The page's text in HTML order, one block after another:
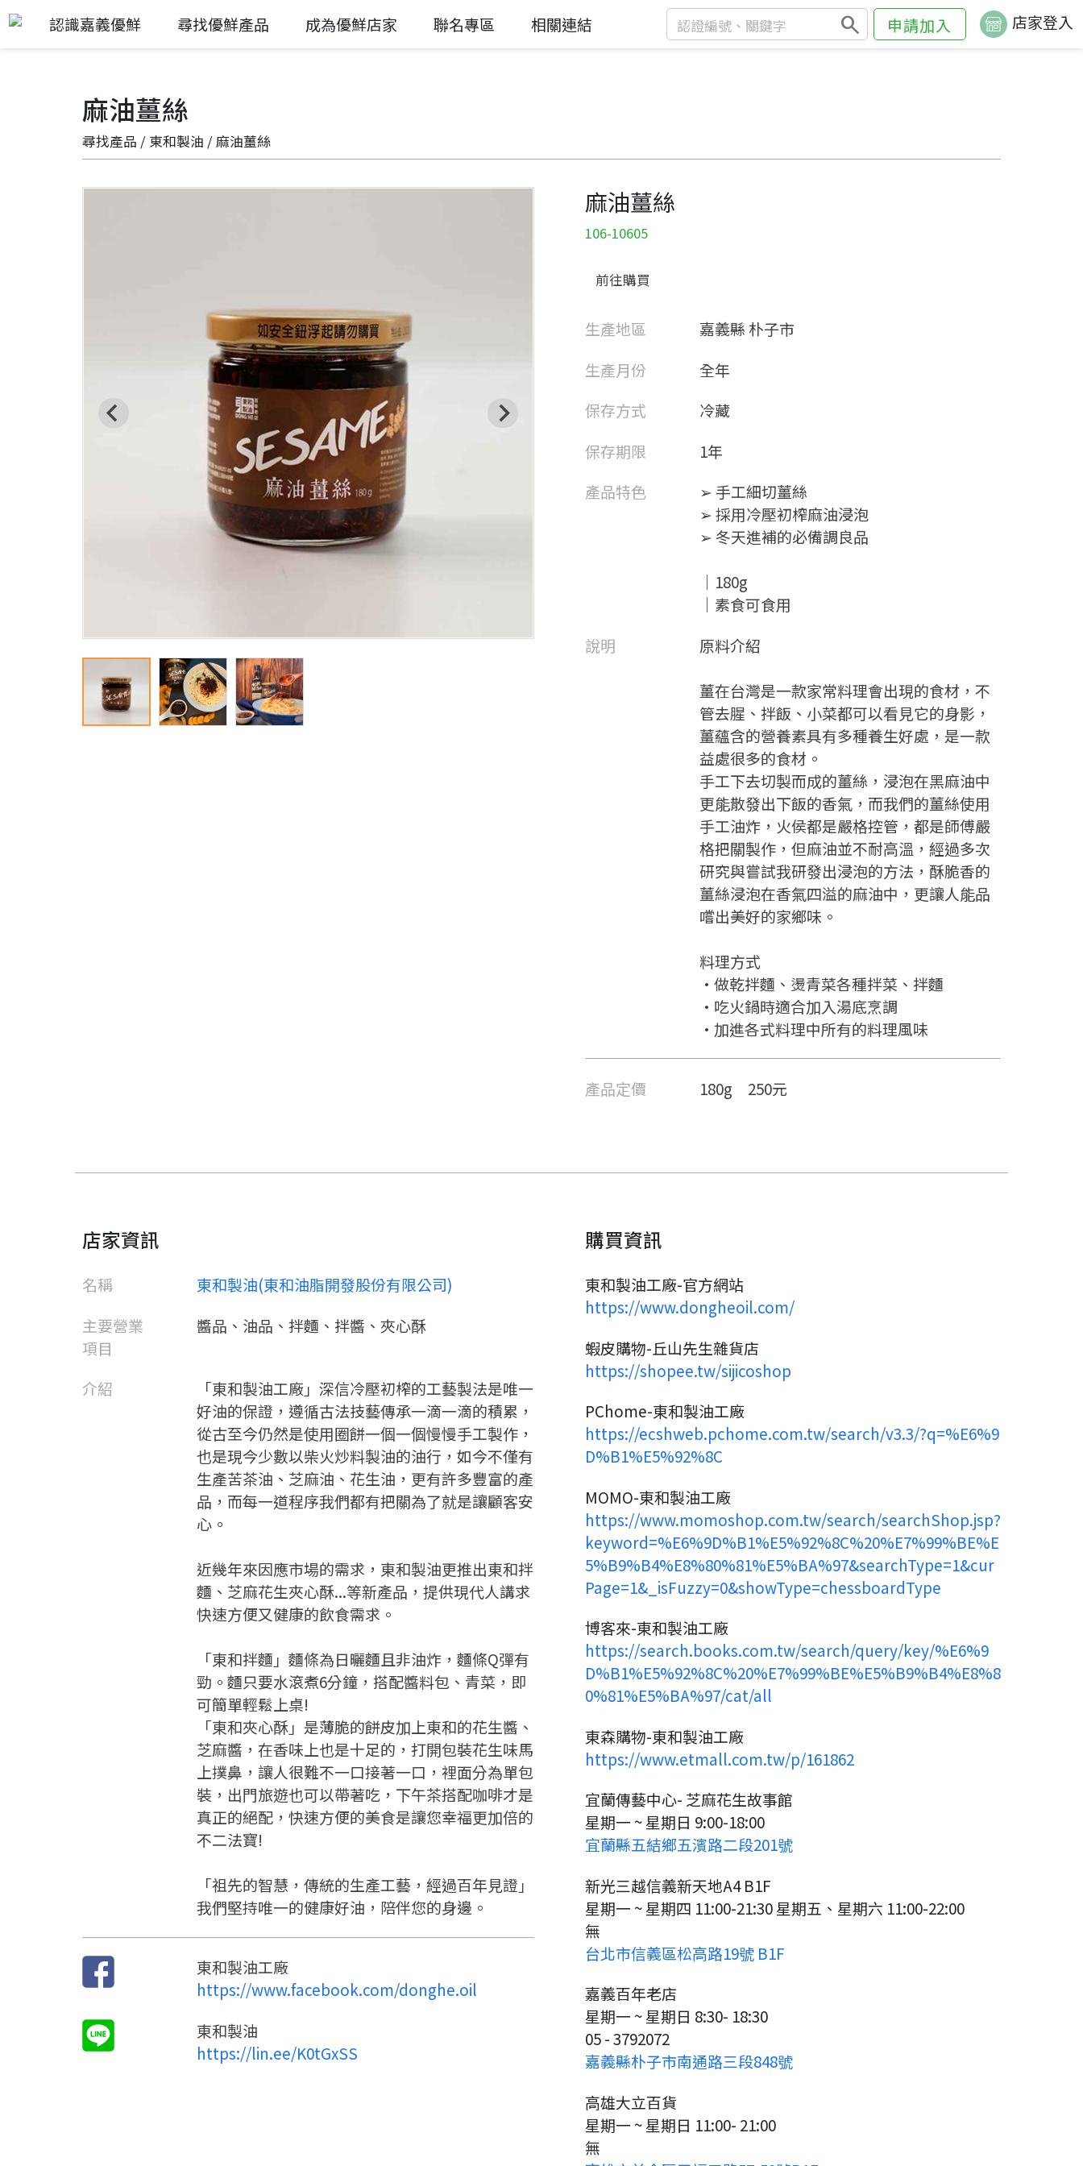
認識嘉義優鮮 尋找優鮮產品 成為優鮮店家 聯名專區 相關連結 search 申請加入 店家登入
麻油薑絲
尋找產品 / 東和製油 / 麻油薑絲
麻油薑絲
106-10605
前往購買
生產地區
嘉義縣 朴子市
生產月份
全年
保存方式
冷藏
保存期限
1年
產品特色
➢ 手工細切薑絲
➢ 採用冷壓初榨麻油浸泡
➢ 冬天進補的必備調良品
｜180g
｜素食可食用
說明
原料介紹
薑在台灣是一款家常料理會出現的食材，不
管去腥、拌飯、小菜都可以看見它的身影，
薑蘊含的營養素具有多種養生好處，是一款
益處很多的食材。
手工下去切製而成的薑絲，浸泡在黑麻油中
更能散發出下飯的香氣，而我們的薑絲使用
手工油炸，火侯都是嚴格控管，都是師傅嚴
格把關製作，但麻油並不耐高溫，經過多次
研究與嘗試我研發出浸泡的方法，酥脆香的
薑絲浸泡在香氣四溢的麻油中，更讓人能品
嚐出美好的家鄉味。
料理方式
•做乾拌麵、燙青菜各種拌菜、拌麵
•吃火鍋時適合加入湯底烹調
•加進各式料理中所有的料理風味
產品定價 180g 250元
店家資訊
名稱
東和製油(東和油脂開發股份有限公司)
主要營業
項目
醬品、油品、拌麵、拌醬、夾心酥
介紹
「東和製油工廠」深信冷壓初榨的工藝製法是唯一
好油的保證，遵循古法技藝傳承一滴一滴的積累，
從古至今仍然是使用圈餅一個一個慢慢手工製作，
也是現今少數以柴火炒料製油的油行，如今不僅有
生產苦茶油、芝麻油、花生油，更有許多豐富的產
品，而每一道程序我們都有把關為了就是讓顧客安
心。
近幾年來因應市場的需求，東和製油更推出東和拌
麵、芝麻花生夾心酥...等新產品，提供現代人講求
快速方便又健康的飲食需求。
「東和拌麵」麵條為日曬麵且非油炸，麵條Q彈有
勁。麵只要水滾煮6分鐘，搭配醬料包、青菜，即
可簡單輕鬆上桌!
「東和夾心酥」是薄脆的餅皮加上東和的花生醬、
芝麻醬，在香味上也是十足的，打開包裝花生味馬
上撲鼻，讓人很難不一口接著一口，裡面分為單包
裝，出門旅遊也可以帶著吃，下午茶搭配咖啡才是
真正的絕配，快速方便的美食是讓您幸福更加倍的
不二法寶!
「祖先的智慧，傳統的生產工藝，經過百年見證」
我們堅持唯一的健康好油，陪伴您的身邊。
東和製油工廠
https://www.facebook.com/donghe.oil
東和製油
https://lin.ee/K0tGxSS
購買資訊
東和製油工廠-官方網站
https://www.dongheoil.com/
蝦皮購物-丘山先生雜貨店
https://shopee.tw/sijicoshop
PChome-東和製油工廠
https://ecshweb.pchome.com.tw/search/v3.3/?q=%E6%9
D%B1%E5%92%8C
MOMO-東和製油工廠
https://www.momoshop.com.tw/search/searchShop.jsp?
keyword=%E6%9D%B1%E5%92%8C%20%E7%99%BE%E
5%B9%B4%E8%80%81%E5%BA%97&searchType=1&cur
Page=1&_isFuzzy=0&showType=chessboardType
博客來-東和製油工廠
https://search.books.com.tw/search/query/key/%E6%9
D%B1%E5%92%8C%20%E7%99%BE%E5%B9%B4%E8%8
0%81%E5%BA%97/cat/all
東森購物-東和製油工廠
https://www.etmall.com.tw/p/161862
宜蘭傳藝中心- 芝麻花生故事館
星期一 ~ 星期日 9:00-18:00
宜蘭縣五結鄉五濱路二段201號
新光三越信義新天地A4 B1F
星期一 ~ 星期四 11:00-21:30 星期五、星期六 11:00-22:00
無
台北市信義區松高路19號 B1F
嘉義百年老店
星期一 ~ 星期日 8:30- 18:30
05 - 3792072
嘉義縣朴子市南通路三段848號
高雄大立百貨
星期一 ~ 星期日 11:00- 21:00
無
要註冊嗎？
嗨~這個 LINE 帳號還沒有註冊
過，
只要驗證手機號碼就能完成註
冊。
返回 繼續註冊
請加入LINE好友
請掃描或點擊 QR code
加入「嘉義優鮮」LINE 好友，
才能繼續註冊喔。
點擊加入 LINE 好友
返回 繼續註冊
開始填寫申請資料吧~
填寫申請資料
訊息
確認
要申請新產品嗎？
您的申請資料正在等候審查中，
要申請新產品嗎？
查看申請進度 申請新產品
要看申請秘笈嗎？
想知道怎麼做更容易通過審核
嗎？
看看申請教學吧！
如果你已經準備好了，
點擊「直接申請」按鈕開始填寫
申請表。
直接申請 看密笈